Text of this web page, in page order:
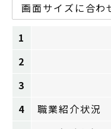
画面サイズに合わ
1
2
3
4
職業紹介状況